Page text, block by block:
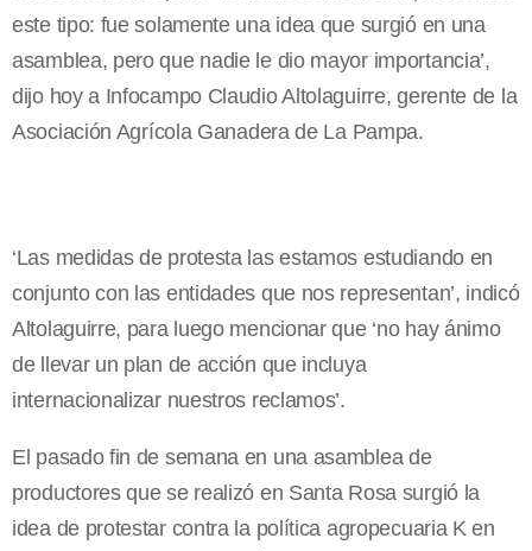
este tipo: fue solamente una idea que surgió en una
asamblea, pero que nadie le dio mayor importancia’,
dijo hoy a Infocampo Claudio Altolaguirre, gerente de la
Asociación AgrícolaGanadera de La Pampa.
‘Las medidas de protesta las estamos estudiando en
conjunto con las entidades que nos representan’, indicó
Altolaguirre, para luego mencionar que ‘no hay ánimo
de llevar un plan de acción que incluya
internacionalizar nuestros reclamos’.
El pasado fin de semana en una asamblea de
productores que se realizó en Santa Rosa surgió la
idea de protestar contra la política agropecuaria K en